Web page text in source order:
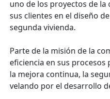
uno de los proyectos de la
sus clientes en el diseño
segunda vivienda.
Parte de la misión de la
eficiencia en sus
la mejora continua, la
velando por el desarrollo